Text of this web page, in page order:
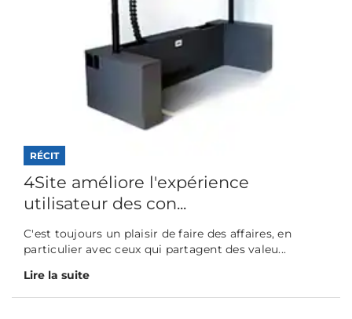
RÉCIT
4Site améliore l'expérience
utilisateur des con...
C'est toujours un plaisir de faire des affaires, en
particulier avec ceux qui partagent des valeu...
Lire la suite